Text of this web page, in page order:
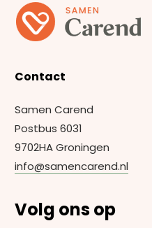
Contact
Samen Carend
Postbus 6031
9702HA Groningen
info@samencarend.nl
Volg ons op